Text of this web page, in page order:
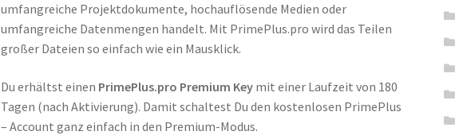
umfangreiche Projektdokumente, hochauflösende Medien oder
umfangreiche Datenmengen handelt. Mit PrimePlus.pro wird das Teilen
großer Dateien so einfach wie ein Mausklick.
Du erhältst einen PrimePlus.pro Premium Keymit einer Laufzeit von 180
Tagen (nach Aktivierung). Damit schaltest Du den kostenlosen PrimePlus
– Account ganz einfach in den Premium-Modus.